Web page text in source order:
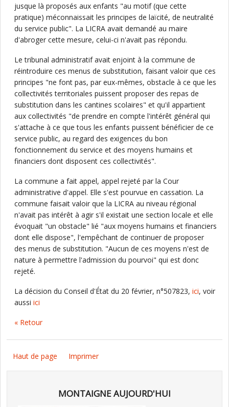
jusque là proposés aux enfants "au motif (que cette
pratique) méconnaissait les principes de laïcité, de neutralité
du service public". La LICRA avait demandé au maire
d'abroger cette mesure, celui-ci n'avait pas répondu.
Le tribunal administratif avait enjoint à la commune de
réintroduire ces menus de substitution, faisant valoir que ces
principes "ne font pas, par eux-mêmes, obstacle à ce que les
collectivités territoriales puissent proposer des repas de
substitution dans les cantines scolaires" et qu'il appartient
aux collectivités "de prendre en compte l'intérêt général qui
s'attache à ce que tous les enfants puissent bénéficier de ce
service public, au regard des exigences du bon
fonctionnement du service et des moyens humains et
financiers dont disposent ces collectivités".
La commune a fait appel, appel rejeté par la Cour
administrative d'appel. Elle s'est pourvue en cassation. La
commune faisait valoir que la LICRA au niveau régional
n'avait pas intérêt à agir s'il existait une section locale et elle
évoquait "un obstacle" lié "aux moyens humains et financiers
dont elle dispose", l'empêchant de continuer de proposer
des menus de substitution. "Aucun de ces moyens n'est de
nature à permettre l'admission du pourvoi" qui est donc
rejeté.
La décision du Conseil d'État du 20 février, n°507823, ici, voir
aussi ici
« Retour
Haut de page Imprimer
MONTAIGNE AUJOURD'HUI